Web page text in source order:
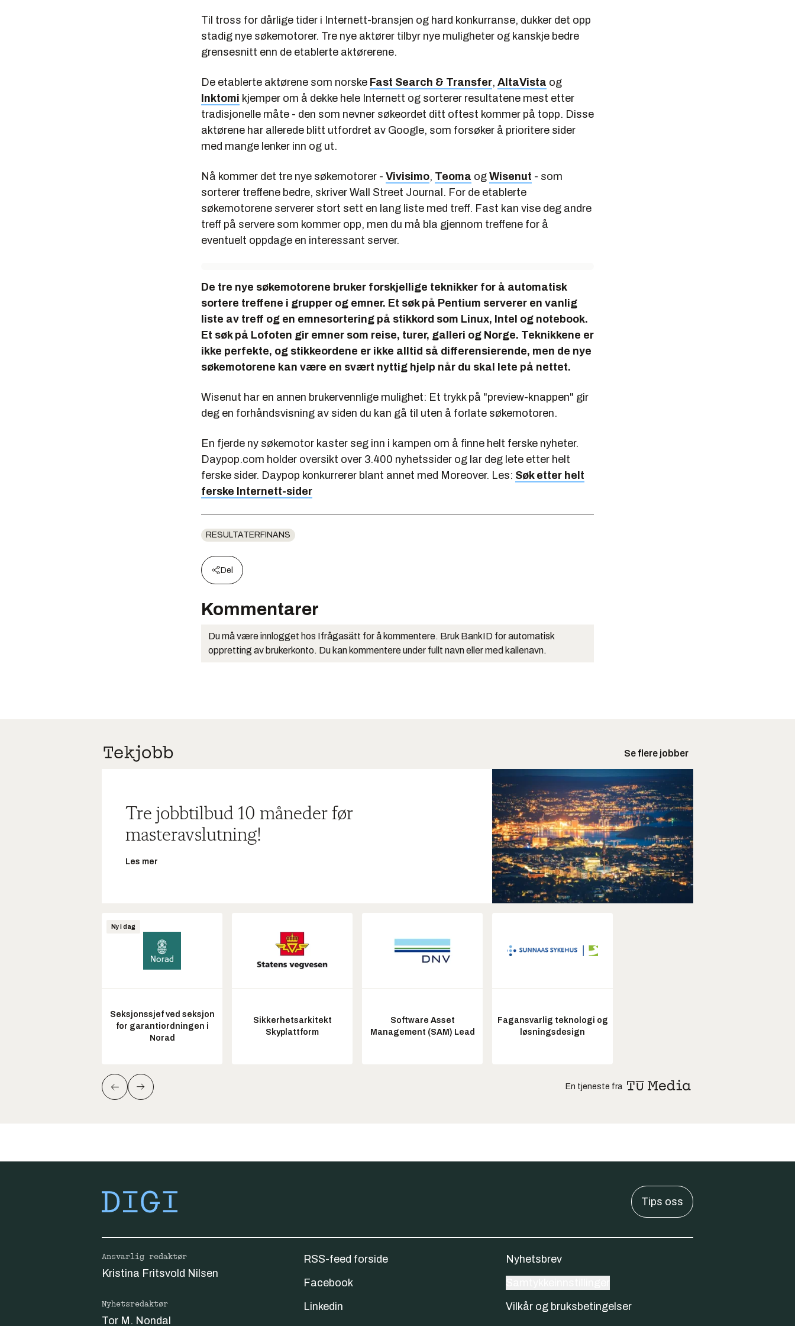
Til tross for dårlige tider i Internett-bransjen og hard konkurranse, dukker det opp
stadig nye søkemotorer. Tre nye aktører tilbyr nye muligheter og kanskje bedre
grensesnitt enn de etablerte aktørerene.
De etablerte aktørene som norske Fast Search & Transfer, AltaVista og
Inktomi kjemper om å dekke hele Internett og sorterer resultatene mest etter
tradisjonelle måte - den som nevner søkeordet ditt oftest kommer på topp. Disse
aktørene har allerede blitt utfordret av Google, som forsøker å prioritere sider
med mange lenker inn og ut.
Nå kommer det tre nye søkemotorer - Vivisimo, Teoma og Wisenut - som
sorterer treffene bedre, skriver Wall Street Journal. For de etablerte
søkemotorene serverer stort sett en lang liste med treff. Fast kan vise deg andre
treff på servere som kommer opp, men du må bla gjennom treffene for å
eventuelt oppdage en interessant server.
De tre nye søkemotorene bruker forskjellige teknikker for å automatisk
sortere treffene i grupper og emner. Et søk på Pentium serverer en vanlig
liste av treff og en emnesortering på stikkord som Linux, Intel og notebook.
Et søk på Lofoten gir emner som reise, turer, galleri og Norge. Teknikkene er
ikke perfekte, og stikkeordene er ikke alltid så differensierende, men de nye
søkemotorene kan være en svært nyttig hjelp når du skal lete på nettet.
Wisenut har en annen brukervennlige mulighet: Et trykk på "preview-knappen" gir
deg en forhåndsvisning av siden du kan gå til uten å forlate søkemotoren.
En fjerde ny søkemotor kaster seg inn i kampen om å finne helt ferske nyheter.
Daypop.com holder oversikt over 3.400 nyhetssider og lar deg lete etter helt
ferske sider. Daypop konkurrerer blant annet med Moreover. Les: Søk etter helt
ferske Internett-sider
RESULTATERFINANS
Del
Kommentarer
Du må være innlogget hos Ifrågasätt for å kommentere. Bruk BankID for automatisk
oppretting av brukerkonto. Du kan kommentere under fullt navn eller med kallenavn.
Se flere jobber
Tre jobbtilbud 10 måneder før
masteravslutning!
Les mer
Ny i dag
Seksjonssjef ved seksjon
for garantiordningen i
Norad
Sikkerhetsarkitekt
Skyplattform
Software Asset
Management (SAM) Lead
Fagansvarlig teknologi og
løsningsdesign
En tjeneste fra
Tips oss
Ansvarlig redaktør
Kristina Fritsvold Nilsen
Nyhetsredaktør
Tor M. Nondal
RSS-feed forside
Facebook
Linkedin
Nyhetsbrev
Vilkår og bruksbetingelser